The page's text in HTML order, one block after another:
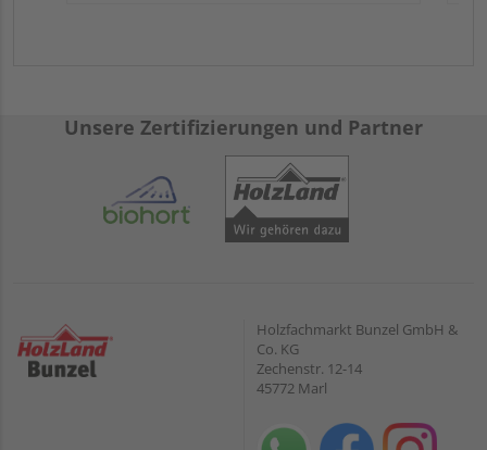
Unsere Zertifizierungen und Partner
Holzfachmarkt Bunzel GmbH &
Co. KG
Zechenstr. 12-14
45772 Marl